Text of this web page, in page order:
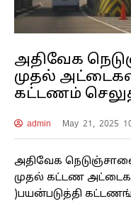
அதிவேக
முதல்
கட்டணம்
admin May 21, 2025
அதிவேக
முதல் கட்டண
)பயன்படுத்தி